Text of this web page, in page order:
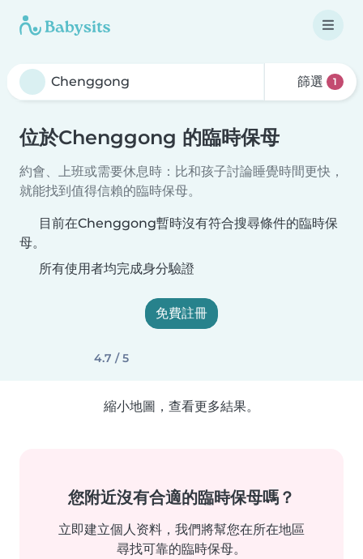
篩選 1
位於Chenggong 的臨時保母
約會、上班或需要休息時：比和孩子討論睡覺時間更快，
就能找到值得信賴的臨時保母。
目前在Chenggong暫時沒有符合搜尋條件的臨時保
母。
所有使用者均完成身分驗證
免費註冊
4.7 / 5
縮小地圖，查看更多結果。
您附近沒有合適的臨時保母嗎？
立即建立個人资料，我們將幫您在所在地區
尋找可靠的臨時保母。